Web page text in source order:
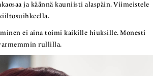
ja käännä kauniisti alaspäin. Viimeistele
ei aina toimi kaikille hiuksille. Monesti
rullilla.